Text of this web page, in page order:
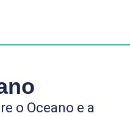
o Oceano e a